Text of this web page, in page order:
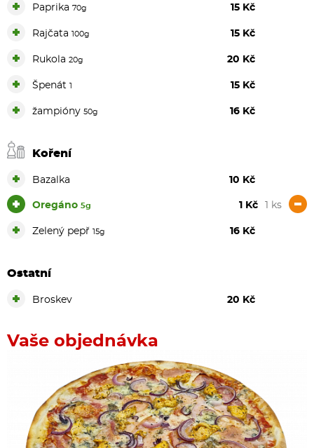
Paprika 70g 15 Kč
Rajčata 100g 15 Kč
Rukola 20g 20 Kč
Špenát 1 15 Kč
žampióny 50g 16 Kč
Koření
Bazalka 10 Kč
+ Oregáno 5g 1 Kč 1 ks -
Zelený pepř 15g 16 Kč
Ostatní
Broskev 20 Kč
Vaše objednávka